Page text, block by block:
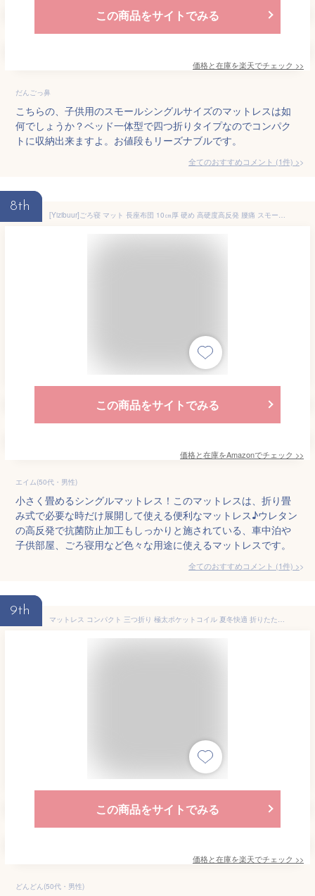
この商品をサイトでみる
価格と在庫を楽天でチェック >>
だんごっ鼻
こちらの、子供用のスモールシングルサイズのマットレスは如
何でしょうか？ベッド一体型で四つ折りタイプなのでコンパク
トに収納出来ますよ。お値段もリーズナブルです。
全てのおすすめコメント (1件) >
8th
[Yizibuur]ごろ寝 マット 長座布団 10㎝厚 硬め 高硬度高反発 腰痛 スモール セミシングル (幅60×長さ200㎝) 抗菌 消臭 体圧分散 蒸れ防止 み コンパクト腰痛対策 硬め 抗菌 防臭 ウレタン 長座布団 高反発マットレス 通気性 車中泊 災害 ごろ寝 オフィス アウトドア キャンプ
この商品をサイトでみる
価格と在庫をAmazonでチェック >>
エイム(50代・男性)
小さく畳めるシングルマットレス！このマットレスは、折り畳
み式で必要な時だけ展開して使える便利なマットレス♪ウレタン
の高反発で抗菌防止加工もしっかりと施されている、車中泊や
子供部屋、ごろ寝用など色々な用途に使えるマットレスです。
全てのおすすめコメント (1件) >
9th
マットレス コンパクト 三つ折り 極太ポケットコイル 夏冬快適 折りたたみ セミシングル ショート スモールシングル 硬め 約180cm 幅91×長さ 180cm 硬め 11層構造 厚さ11cm 3分割式 腰痛対策 抗菌、消臭 折り畳 体圧分散 QSM-160 180cm
この商品をサイトでみる
価格と在庫を楽天でチェック >>
どんどん(50代・男性)